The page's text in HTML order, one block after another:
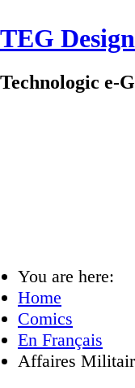
TEG Design
Technologic e-
You are here:
Home
Comics
En Français
Affaires